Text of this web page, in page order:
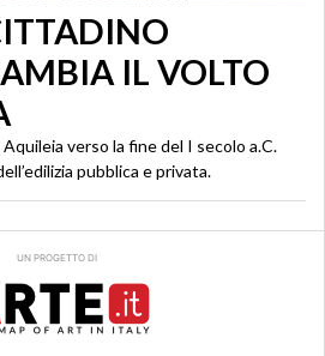
IL VOLTO
Aquileia verso la fine del I secolo a.C.
pubblica e privata.
UN PROGETTO DI